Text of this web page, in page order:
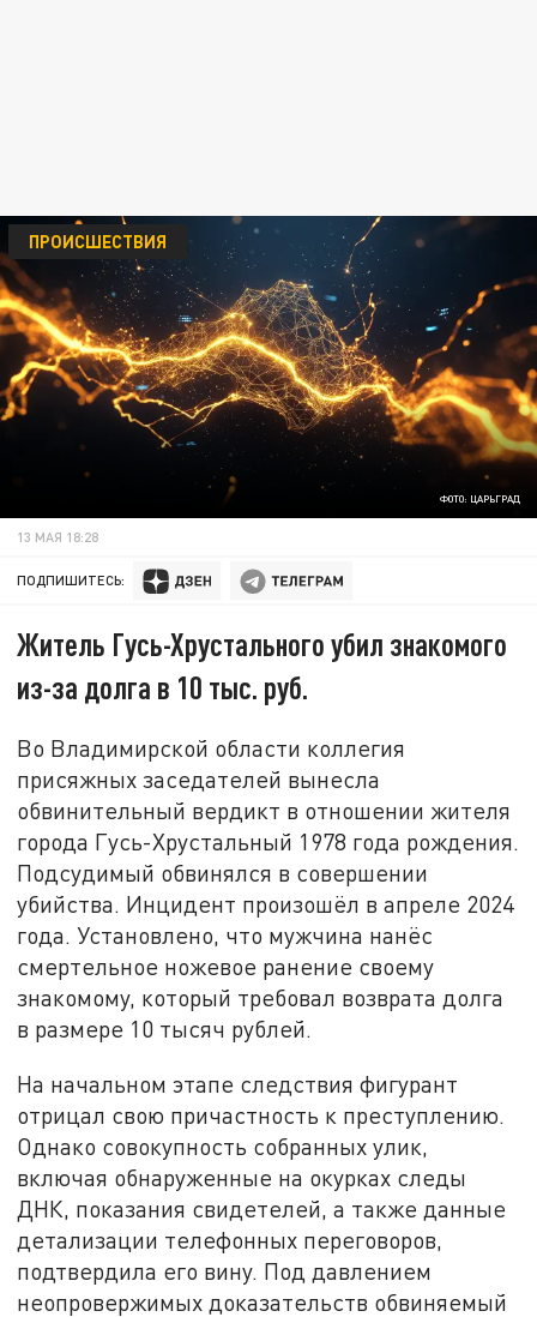
ФОТО: ЦАРЬГРАД
ПРОИСШЕСТВИЯ
13 МАЯ 18:28
ПОДПИШИТЕСЬ:
Житель Гусь-Хрустального убил знакомого
из-за долга в 10 тыс. руб.
Во Владимирской области коллегия
присяжных заседателей вынесла
обвинительный вердикт в отношении жителя
города Гусь-Хрустальный 1978 года рождения.
Подсудимый обвинялся в совершении
убийства. Инцидент произошёл в апреле 2024
года. Установлено, что мужчина нанёс
смертельное ножевое ранение своему
знакомому, который требовал возврата долга
в размере 10 тысяч рублей.
На начальном этапе следствия фигурант
отрицал свою причастность к преступлению.
Однако совокупность собранных улик,
включая обнаруженные на окурках следы
ДНК, показания свидетелей, а также данные
детализации телефонных переговоров,
подтвердила его вину. Под давлением
неопровержимых доказательств обвиняемый